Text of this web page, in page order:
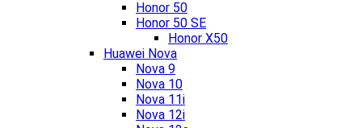
Honor 50
Honor 50 SE
Honor X50
Huawei Nova
Nova 9
Nova 10
Nova 11i
Nova 12i